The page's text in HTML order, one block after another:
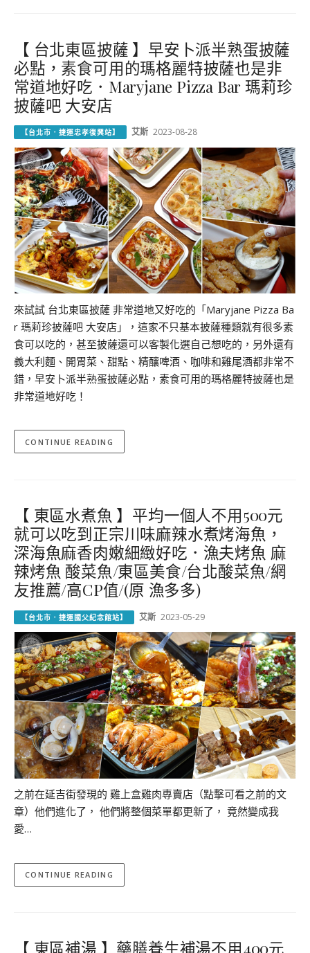
【 台北東區披薩 】早安卜派半熟蛋披薩
必點，素食可用的瑪格麗特披薩也是非
常道地好吃．Maryjane Pizza Bar 瑪莉珍
披薩吧 大安店
【台北市．捷運忠孝復興站】 艾斯 2023-08-28
來試試 台北東區披薩 非常道地又好吃的「Maryjane Pizza Ba
r 瑪莉珍披薩吧 大安店」，這家不只基本披薩種類就有很多素
食可以吃的，甚至披薩還可以客製化選自己想吃的，另外還有
義大利麵、開胃菜、甜點、精釀啤酒、咖啡和雞尾酒都非常不
錯，早安卜派半熟蛋披薩必點，素食可用的瑪格麗特披薩也是
非常道地好吃！
CONTINUE READING
【 東區水煮魚 】平均一個人不用500元
就可以吃到正宗川味麻辣水煮烤海魚，
深海魚麻香肉嫩細緻好吃．漁夫烤魚 麻
辣烤魚 酸菜魚/東區美食/台北酸菜魚/網
友推薦/高CP值/(原 漁多多)
【台北市．捷運國父紀念館站】 艾斯 2023-05-29
之前在延吉街發現的 雞上盒雞肉專賣店（點擊可看之前的文
章）他們進化了， 他們將整個菜單都更新了， 竟然變成我
愛…
CONTINUE READING
【 東區補湯 】藥膳養生補湯不用400元